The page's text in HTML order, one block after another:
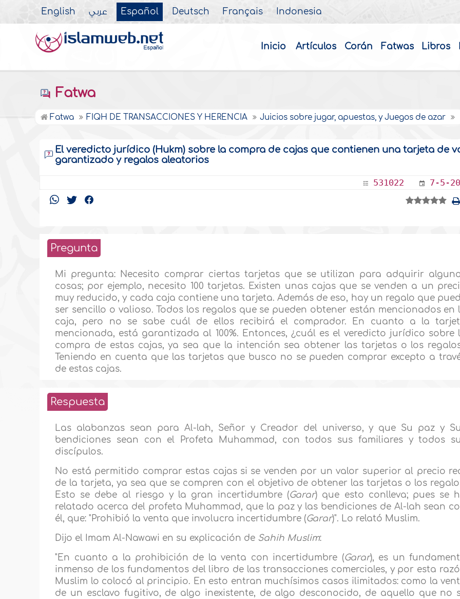
English عربي Español Deutsch Français Indonesia
Inicio Artículos Corán Fatwas Libros
Fatwa
Fatwa FIQH DE TRANSACCIONES Y HERENCIA Juicios sobre jugar, apuestas, y Juegos de azar
El veredicto jurídico (Hukm) sobre la compra de cajas que contienen una tarjeta de
garantizado y regalos aleatorios
531022 7-5-
Pregunta
Mi pregunta: Necesito comprar ciertas tarjetas que se utilizan para adquirir
cosas; por ejemplo, necesito 100 tarjetas. Existen unas cajas que se venden a un
muy reducido, y cada caja contiene una tarjeta. Además de eso, hay un regalo que
ser sencillo o valioso. Todos los regalos que se pueden obtener están mencionados en
caja, pero no se sabe cuál de ellos recibirá el comprador. En cuanto a la
mencionada, está garantizada al 100%. Entonces, ¿cuál es el veredicto jurídico sobre
compra de estas cajas, ya sea que la intención sea obtener las tarjetas o los
Teniendo en cuenta que las tarjetas que busco no se pueden comprar excepto a
de estas cajas.
Respuesta
Las alabanzas sean para Al-lah, Señor y Creador del universo, y que Su paz y
bendiciones sean con el Profeta Muhammad, con todos sus familiares y todos
discípulos.
No está permitido comprar estas cajas si se venden por un valor superior al precio
de la tarjeta, ya sea que se compren con el objetivo de obtener las tarjetas o los
Esto se debe al riesgo y la gran incertidumbre (Garar) que esto conlleva; pues se
relatado acerca del profeta Muhammad, que la paz y las bendiciones de Al-lah sean
él, que: "Prohibió la venta que involucra incertidumbre (Garar)". Lo relató Muslim.
Dijo el Imam Al-Nawawi en su explicación de Sahih Muslim:
"En cuanto a la prohibición de la venta con incertidumbre (Garar), es un
inmenso de los fundamentos del libro de las transacciones comerciales, y por esta
Muslim lo colocó al principio. En esto entran muchísimos casos ilimitados: como la
de un esclavo fugitivo, de algo inexistente, de algo desconocido, de aquello que no